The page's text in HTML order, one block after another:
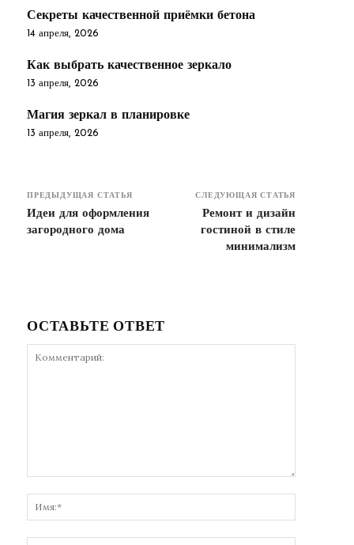
Секреты качественной приёмки бетона
14 апреля, 2026
Как выбрать качественное зеркало
13 апреля, 2026
Магия зеркал в планировке
13 апреля, 2026
ПРЕДЫДУЩАЯ СТАТЬЯ
Идеи для оформления
загородного дома
СЛЕДУЮЩАЯ СТАТЬЯ
Ремонт и дизайн
гостиной в стиле
минимализм
ОСТАВЬТЕ ОТВЕТ